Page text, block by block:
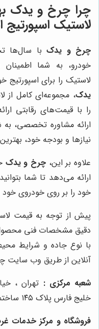
چرا چرخ و یدک
لاستیک
چرخ و یدک با سال‌ها
خودرو، به شما
لاستیک را برای
یدک، مجموعه‌ای کامل از
را با قیمت‌های رقابتی
ارائه مشاوره تخصصی، به
نیازها و بودجه خود،
علاوه بر این، چرخ و یدک
ارائه می‌دهد تا شما
خود را بر روی خودروی
پیش از توجه به قیمت
دقیق مشخصات فنی
با نوع جاده و شرایط
آنلاین از طریق وب سایت
شعبه مرکزی : تهران ،
خلیج فارس پلاک ۱۴۵ ساختمان چرخ و یدک.
فروشگاه و مرکز خدمات